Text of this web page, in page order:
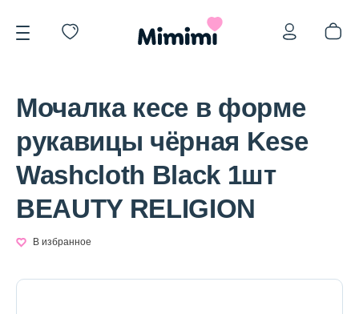
*OVERSTOCK -30%
Уход за лицом
Мочалка кесе в форме
рукавицы чёрная Kese
Washcloth Black 1шт
BEAUTY RELIGION
В избранное